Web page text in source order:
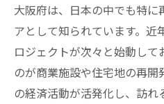
大阪府再開発プロ
投資家にとっての
リット
不動産価値を押し
大阪府は、日本の中でも特に
アとして知られています。
ロジェクトが次々と始動して
のが商業施設や住宅地の再開
の経済活動が活発化し、訪れ